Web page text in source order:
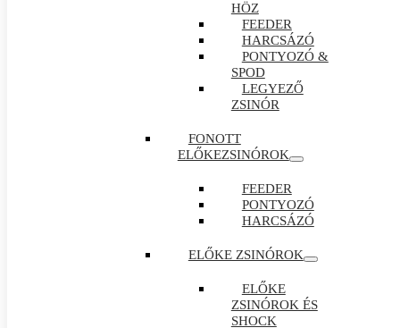
HÖZ
FEEDER
HARCSÁZÓ
PONTYOZÓ &
SPOD
LEGYEZŐ
ZSINÓR
FONOTT
ELŐKEZSINÓROK
FEEDER
PONTYOZÓ
HARCSÁZÓ
ELŐKE ZSINÓROK
ELŐKE
ZSINÓROK ÉS
SHOCK